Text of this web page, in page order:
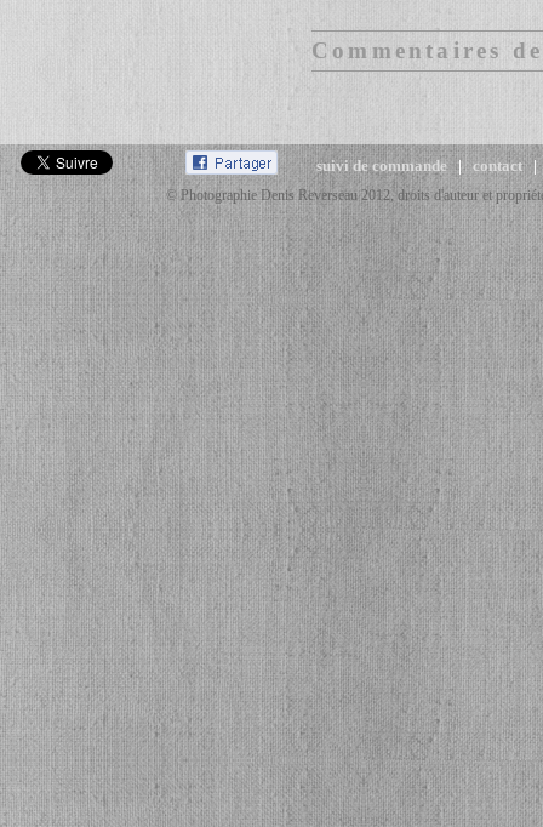
Commentaires
suivi de commande | contact
© Photographie Denis Reverseau 2012, droits d'auteur et